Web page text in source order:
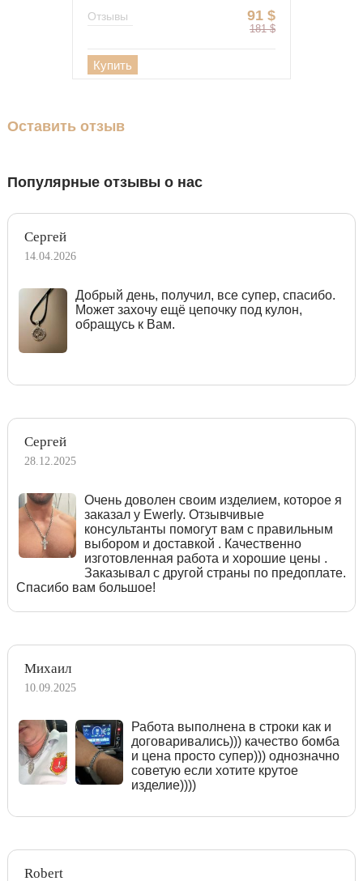
91 $
181 $
Отзывы
Купить
Оставить отзыв
Популярные отзывы о нас
Сергей
14.04.2026
Добрый день, получил, все супер, спасибо.
Может захочу ещё цепочку под кулон,
обращусь к Вам.
Сергей
28.12.2025
Очень доволен своим изделием, которое я
заказал у Ewerly. Отзывчивые
консультанты помогут вам с правильным
выбором и доставкой . Качественно
изготовленная работа и хорошие цены .
Заказывал с другой страны по предоплате.
Спасибо вам большое!
Михаил
10.09.2025
Работа выполнена в строки как и
договаривались))) качество бомба
и цена просто супер))) однозначно
советую если хотите крутое
изделие))))
Robert